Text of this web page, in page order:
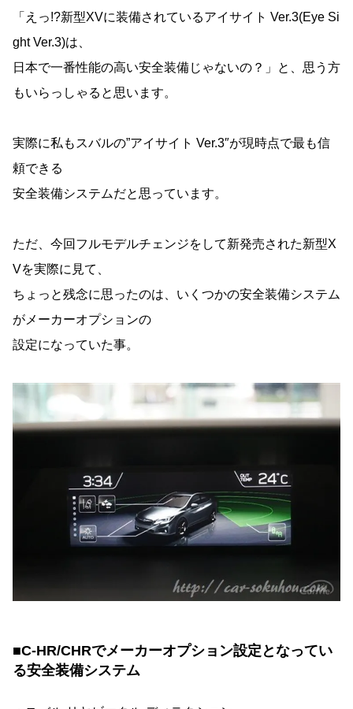
「えっ!?新型XVに装備されているアイサイト Ver.3(Eye Si
ght Ver.3)は、
日本で一番性能の高い安全装備じゃないの？」と、思う方
もいらっしゃると思います。
実際に私もスバルの”アイサイト Ver.3″が現時点で最も信
頼できる
安全装備システムだと思っています。
ただ、今回フルモデルチェンジをして新発売された新型X
Vを実際に見て、
ちょっと残念に思ったのは、いくつかの安全装備システム
がメーカーオプションの
設定になっていた事。
■C-HR/CHRでメーカーオプション設定となってい
る安全装備システム